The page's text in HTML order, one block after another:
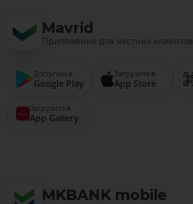
Mavrid
Приложение для частных клиентов
Доступно в
Google Play
Загрузите в
App Store
Загрузите в
App Gallery
MKBANK mobile